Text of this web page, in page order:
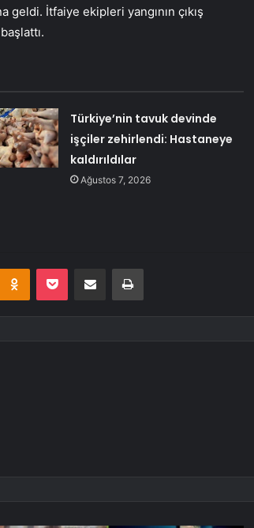
geldi. İtfaiye ekipleri yangının çıkış
Türkiye’nin tavuk devinde
işçiler zehirlendi: Hastaneye
kaldırıldılar
Ağustos 7, 2026
Odnoklassniki
Pocket E-Posta ile paylaş Yazdır